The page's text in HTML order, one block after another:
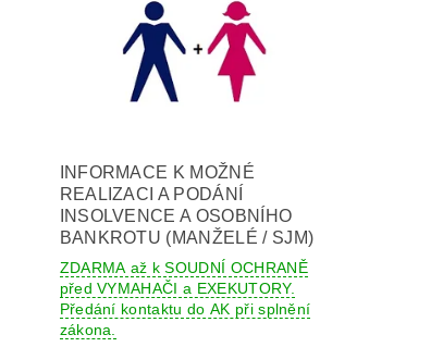
INFORMACE K MOŽNÉ
REALIZACI A PODÁNÍ
INSOLVENCE A OSOBNÍHO
BANKROTU (MANŽELÉ / SJM)
ZDARMA až k SOUDNÍ OCHRANĚ
před VYMAHAČI a EXEKUTORY.
Předání kontaktu do AK při splnění
zákona.